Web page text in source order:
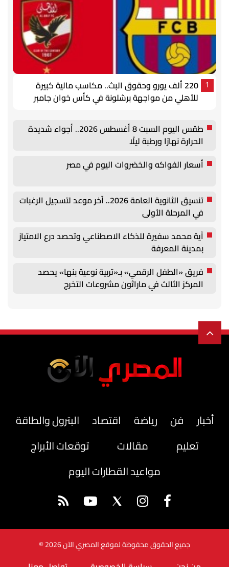
1
220 ألف يورو وحقوق البث.. مكاسب مالية كبيرة
للأهلي من مواجهة برشلونة في كأس خوان جامبر
طقس اليوم السبت 8 أغسطس 2026.. أجواء شديدة
الحرارة نهارًا ورطبة ليلًا
أسعار الفواكه والخضروات اليوم في مصر
تنسيق الثانوية العامة 2026.. آخر موعد لتسجيل الرغبات
في المرحلة الأولى
آية محمد سفيرة للذكاء الاصطناعي وتحصد درع الامتياز
بمدينة المعرفة
فريق «الطفل الرقمي» بـ«تربية نوعية بنها» يحصد
المركز الثالث في ماراثون مشروعات التخرج
أخبار فن رياضة اقتصاد
البترول والطاقة
تعليم
مقالات
توقعات الأبراج
مواعيد القطارات اليوم
جميع الحقوق محفوظة لموقع المصري الآن 2026 ©